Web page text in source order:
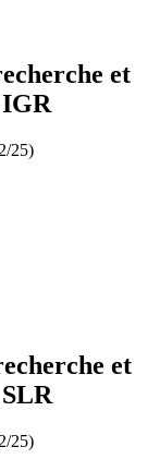
et
25)
et
25)